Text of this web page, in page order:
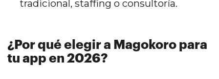
tradicional, staffing o consultoría.
¿Por qué elegir a Magokoro para
tu app en 2026?